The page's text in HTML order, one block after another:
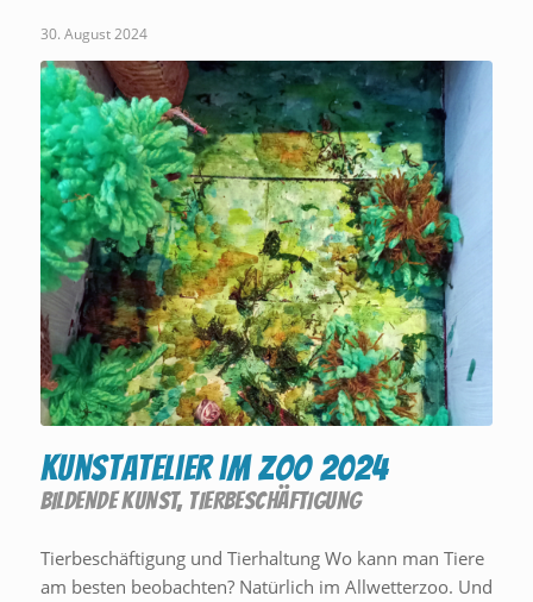
30. August 2024
Kunstatelier im Zoo 2024
BILDENDE KUNST, TIERBESCHÄFTIGUNG
Tierbeschäftigung und Tierhaltung Wo kann man Tiere
am besten beobachten? Natürlich im Allwetterzoo. Und